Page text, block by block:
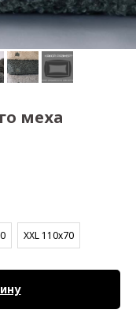
меха
XXL 110х70